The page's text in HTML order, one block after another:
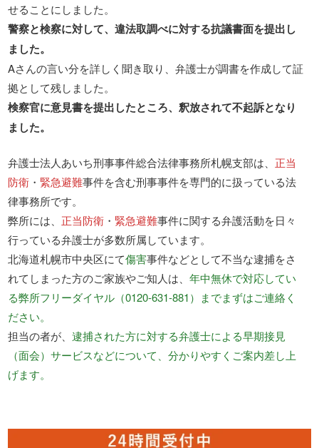
せることにしました。
警察と検察に対して、違法取調べに対する抗議書面を提出し
ました。
Aさんの言い分を詳しく聞き取り、弁護士が調書を作成して証
拠として残しました。
検察官に意見書を提出したところ、釈放されて不起訴となり
ました。
弁護士法人あいち刑事事件総合法律事務所札幌支部は、 正当
防衛 ・ 緊急避難事件を含む刑事事件を専門的に扱っている法
律事務所です。
弊所には、 正当防衛 ・ 緊急避難事件に関する弁護活動を日々
行っている弁護士が多数所属しています。
北海道札幌市中央区にて傷害事件などとして不当な逮捕をさ
れてしまった方のご家族やご知人は、年中無休で対応してい
る弊所フリーダイヤル（0120-631-881）までまずはご連絡く
ださい。
担当の者が、逮捕された方に対する弁護士による早期接見
（面会）サービスなどについて、分かりやすくご案内差し上
げます。